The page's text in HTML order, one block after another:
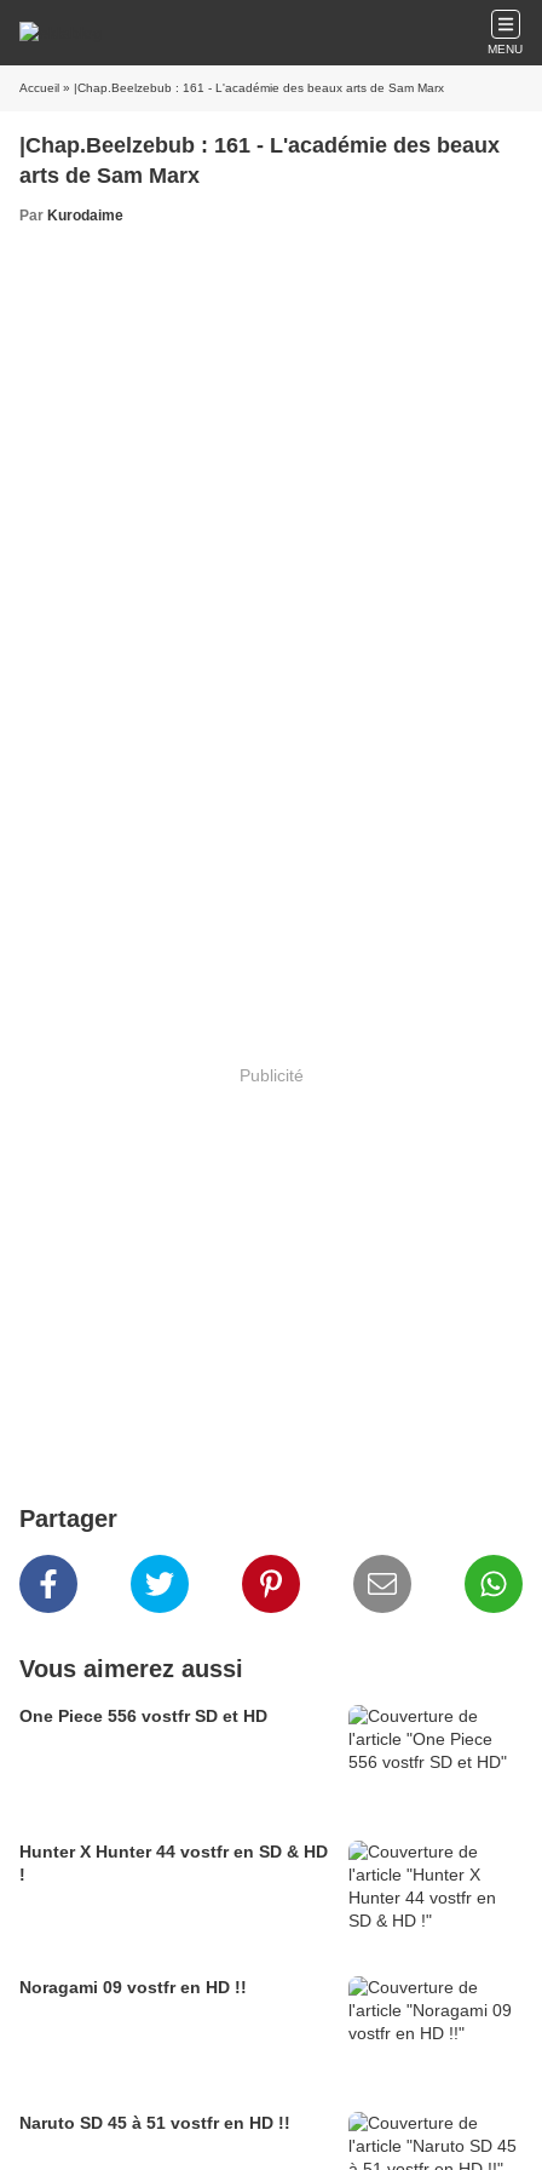
MENU
Accueil » |Chap.Beelzebub : 161 - L'académie des beaux arts de Sam Marx
|Chap.Beelzebub : 161 - L'académie des beaux
arts de Sam Marx
Par Kurodaime
Publicité
Partager
Vous aimerez aussi
One Piece 556 vostfr SD et HD
Hunter X Hunter 44 vostfr en SD & HD
!
Noragami 09 vostfr en HD !!
Naruto SD 45 à 51 vostfr en HD !!